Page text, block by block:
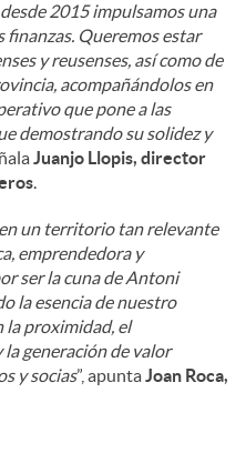
2015 impulsamos una
Queremos estar
y reusenses, así como de
acompañándolos en
que pone a las
demostrando su solidez y
Juanjo Llopis, director
.
un territorio tan relevante
emprendedora y
ser la cuna de Antoni
la esencia de nuestro
la proximidad, el
generación de valor
y socias”, apuntaJoan Roca,